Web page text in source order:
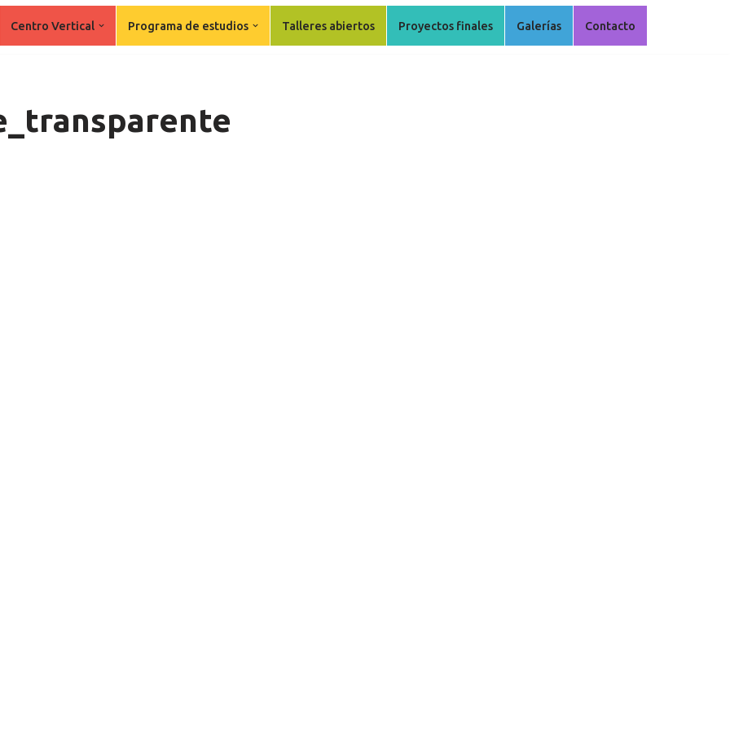
Centro Vertical Programa de estudios Talleres abiertos Proyectos finales Galerías Contacto